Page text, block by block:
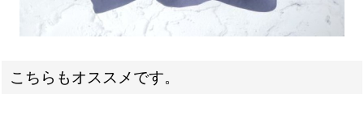
こちらもオススメです。